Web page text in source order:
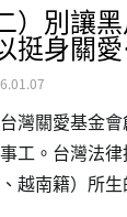
）別讓
挺身關
灣關愛基金
工。台灣法
越南籍）所